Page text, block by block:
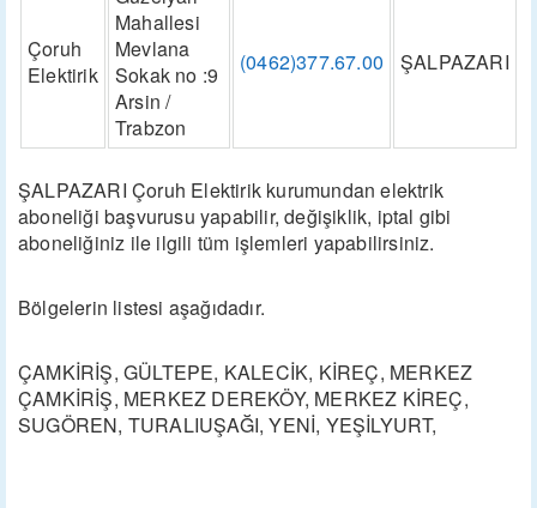
Çoruh
Elektirik
Mahallesi
Mevlana
Sokak no :9
Arsin /
Trabzon
(0462)377.67.00 ŞALPAZARI
ŞALPAZARI Çoruh Elektirik kurumundan elektrik
aboneliği başvurusu yapabilir, değişiklik, iptal gibi
aboneliğiniz ile ilgili tüm işlemleri yapabilirsiniz.
Bölgelerin listesi aşağıdadır.
ÇAMKİRİŞ, GÜLTEPE, KALECİK, KİREÇ, MERKEZ
ÇAMKİRİŞ, MERKEZ DEREKÖY, MERKEZ KİREÇ,
SUGÖREN, TURALIUŞAĞI, YENİ, YEŞİLYURT,